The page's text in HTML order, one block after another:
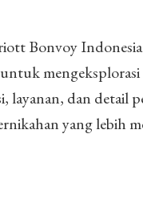
Bonvoy Indonesia
layanan, dan detail
yang lebih